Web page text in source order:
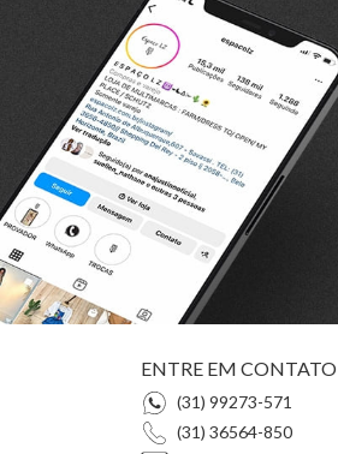
ENTRE EM CONTATO
(31) 99273-571
(31) 36564-850